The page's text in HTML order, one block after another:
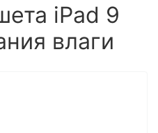
iPad 9
влаги